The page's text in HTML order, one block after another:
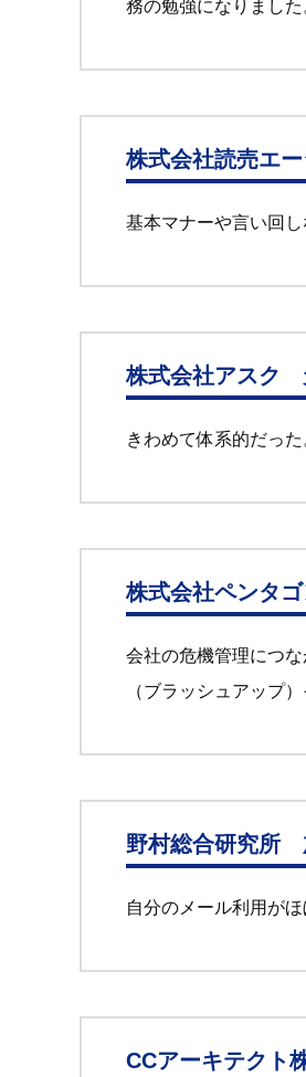
務の勉強になりました
株式会社読売エ
基本マナーや言い回
株式会社アスク
きわめて体系的だった
株式会社ペンタ
会社の危機管理につ
（ブラッシュアップ
野村総合研究所
自分のメール利用が
CCアーキテクト